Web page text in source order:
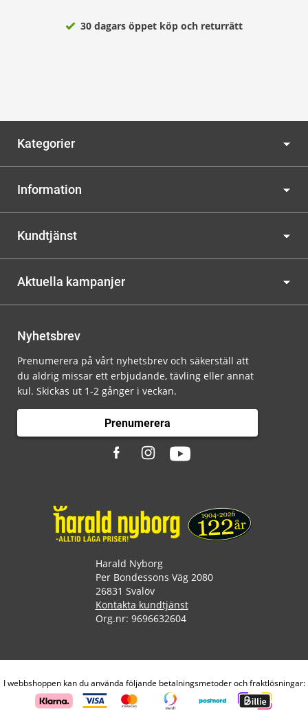
30 dagars öppet köp och returrätt
Kategorier
Information
Kundtjänst
Aktuella kampanjer
Nyhetsbrev
Prenumerera på vårt nyhetsbrev och säkerställ att
du aldrig missar ett erbjudande, tävling eller annat
kul. Skickas ut 1-2 gånger i veckan.
Prenumerera
Harald Nyborg
Per Bondessons Väg 2080
26831 Svalöv
Kontakta kundtjänst
Org.nr: 9696632604
I webbshoppen kan du använda följande betalningsmetoder och fraktlösningar: